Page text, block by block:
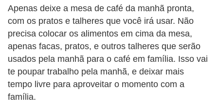
Apenas deixe a mesa de café da manhã pronta,
com os pratos e talheres que você irá usar. Não
precisa colocar os alimentos em cima da mesa,
apenas facas, pratos, e outros talheres que serão
usados pela manhã para o café em família. Isso vai
te poupar trabalho pela manhã, e deixar mais
tempo livre para aproveitar o momento com a
família.